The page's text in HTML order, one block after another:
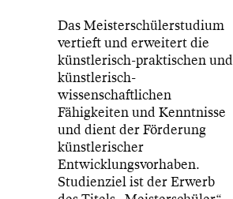
Das Meisterschülerstudium
vertieft und erweitert die
künstlerisch-praktischen und
künstlerisch-
wissenschaftlichen
Fähigkeiten und Kenntnisse
und dient der Förderung
künstlerischer
Entwicklungsvorhaben.
Studienziel ist der Erwerb